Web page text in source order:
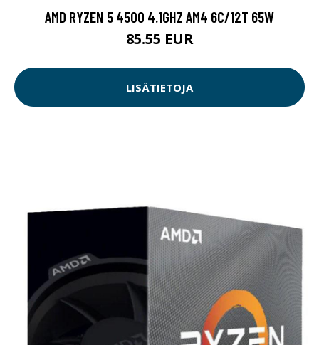
AMD RYZEN 5 4500 4.1GHZ AM4 6C/12T 65W
85.55 EUR
LISÄTIETOJA